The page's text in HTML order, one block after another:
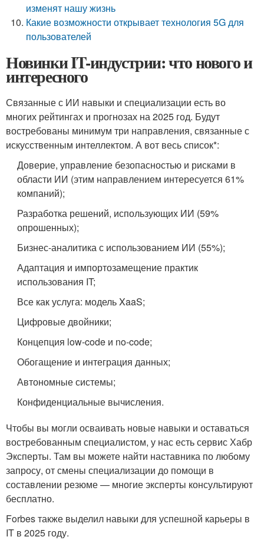
изменят нашу жизнь
Какие возможности открывает технология 5G для
пользователей
Новинки IT-индустрии: что нового и
интересного
Связанные с ИИ навыки и специализации есть во
многих рейтингах и прогнозах на 2025 год. Будут
востребованы минимум три направления, связанные с
искусственным интеллектом. А вот весь список*:
Доверие, управление безопасностью и рисками в
области ИИ (этим направлением интересуется 61%
компаний);
Разработка решений, использующих ИИ (59%
опрошенных);
Бизнес-аналитика с использованием ИИ (55%);
Адаптация и импортозамещение практик
использования IT;
Все как услуга: модель XaaS;
Цифровые двойники;
Концепция low-code и no-code;
Обогащение и интеграция данных;
Автономные системы;
Конфиденциальные вычисления.
Чтобы вы могли осваивать новые навыки и оставаться
востребованным специалистом, у нас есть сервис Хабр
Эксперты. Там вы можете найти наставника по любому
запросу, от смены специализации до помощи в
составлении резюме — многие эксперты консультируют
бесплатно.
Forbes также выделил навыки для успешной карьеры в
IT в 2025 году.